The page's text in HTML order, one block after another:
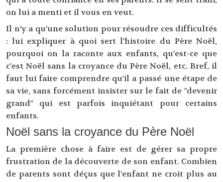
on lui a menti et il vous en veut.
Il n'y a qu'une solution pour résoudre ces difficultés
: lui expliquer à quoi sert l'histoire du Père Noël,
pourquoi on la raconte aux enfants, qu'est-ce que
c'est Noël sans la croyance du Père Noël, etc. Bref, il
faut lui faire comprendre qu'il a passé une étape de
sa vie, sans forcément insister sur le fait de "devenir
grand" qui est parfois inquiétant pour certains
enfants.
Noël sans la croyance du Père Noël
La première chose à faire est de gérer sa propre
frustration de la découverte de son enfant. Combien
de parents sont déçus que l'enfant ne croit plus au